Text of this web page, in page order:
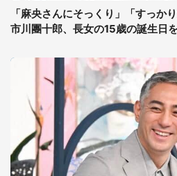
「麻央さんにそっくり」「すっか
市川團十郎、長女の15歳の誕生日